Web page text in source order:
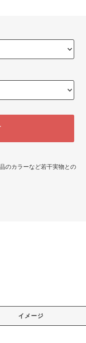
のカラーなど若干実物との
イメージ